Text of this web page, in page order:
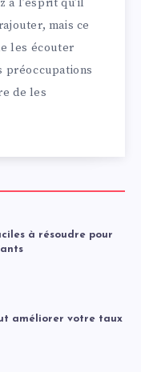
à l’esprit qu’il
mais ce
les écouter
préoccupations
de les
à résoudre pour
améliorer votre taux